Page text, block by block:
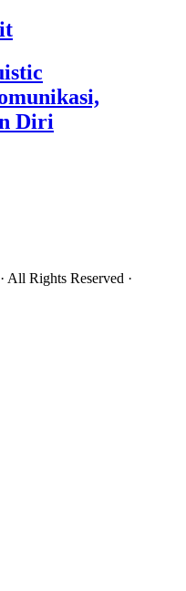
Diri
· All Rights Reserved ·